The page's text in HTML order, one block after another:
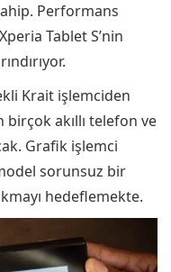
Performans
Tablet S’nin
Krait işlemciden
birçok akıllı telefon ve
Grafik işlemci
sorunsuz bir
hedeflemekte.